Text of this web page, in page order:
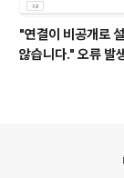
"연결이 비공개로
않습니다." 오류 발